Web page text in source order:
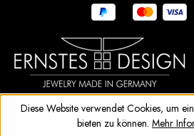
Diese Website verwendet Cookies, um
bieten zu können. Mehr